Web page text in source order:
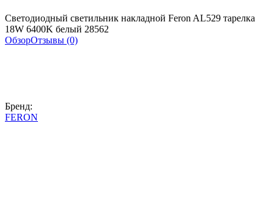
Светодиодный светильник накладной Feron AL529 тарелка
18W 6400K белый 28562
ОбзорОтзывы (0)
Бренд:
FERON